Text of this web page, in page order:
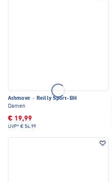
Athmove · Reilly Sport-BH
Damen
€ 19,99
UVP* € 54,99